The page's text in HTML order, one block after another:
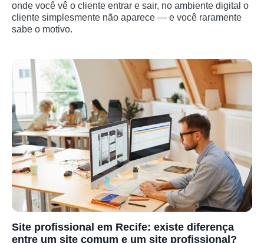
onde você vê o cliente entrar e sair, no ambiente digital o
cliente simplesmente não aparece — e você raramente
sabe o motivo.
Site profissional em Recife: existe diferença
entre um site comum e um site profissional?